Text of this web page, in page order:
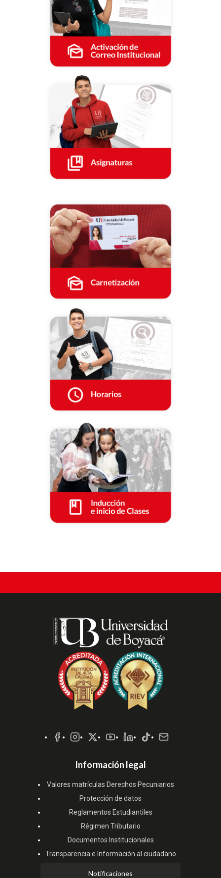
Sociales
Información legal
Valores matrículas Derechos Pecuniarios
Protección de datos
Reglamentos Estudiantiles
Régimen Tributario
Documentos Institucionales
Transparencia e Información al ciudadano
Notificaciones